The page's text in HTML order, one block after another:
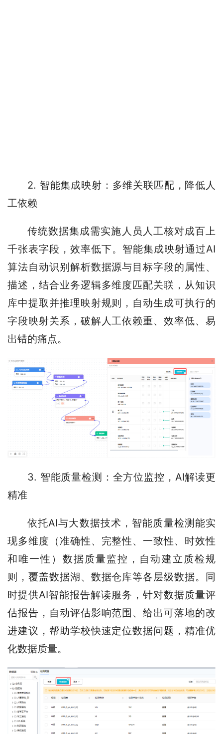
2. 智能集成映射：多维关联匹配，降低人
工依赖
传统数据集成需实施人员人工核对成百上
千张表字段，效率低下。智能集成映射通过AI
算法自动识别解析数据源与目标字段的属性、
描述，结合业务逻辑多维度匹配关联，从知识
库中提取并推理映射规则，自动生成可执行的
字段映射关系，破解人工依赖重、效率低、易
出错的痛点。
3. 智能质量检测：全方位监控，AI解读更
精准
依托AI与大数据技术，智能质量检测能实
现多维度（准确性、完整性、一致性、时效性
和唯一性）数据质量监控，自动建立质检规
则，覆盖数据湖、数据仓库等各层级数据。同
时提供AI智能报告解读服务，针对数据质量评
估报告，自动评估影响范围、给出可落地的改
进建议，帮助学校快速定位数据问题，精准优
化数据质量。